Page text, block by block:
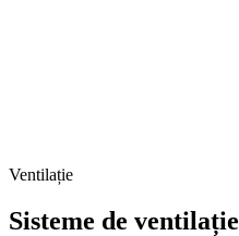
Ventilație
Sisteme de ventilație